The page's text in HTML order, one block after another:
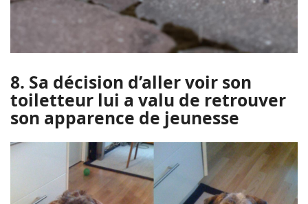
8. Sa décision d’aller voir son
toiletteur lui a valu de retrouver
son apparence de jeunesse